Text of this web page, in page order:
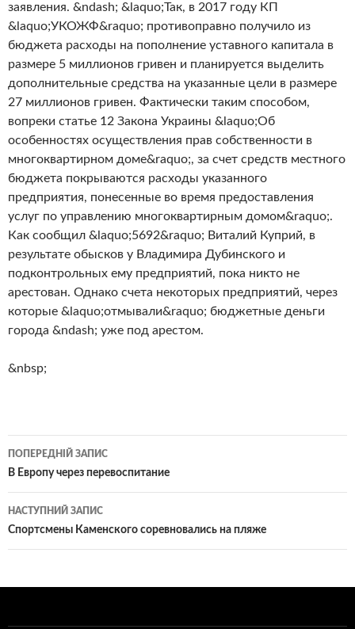
заявления. &ndash; &laquo;Так, в 2017 году КП
&laquo;УКОЖФ&raquo; противоправно получило из
бюджета расходы на пополнение уставного капитала в
размере 5 миллионов гривен и планируется выделить
дополнительные средства на указанные цели в размере
27 миллионов гривен. Фактически таким способом,
вопреки статье 12 Закона Украины &laquo;Об
особенностях осуществления прав собственности в
многоквартирном доме&raquo;, за счет средств местного
бюджета покрываются расходы указанного
предприятия, понесенные во время предоставления
услуг по управлению многоквартирным домом&raquo;.
Как сообщил &laquo;5692&raquo; Виталий Куприй, в
результате обысков у Владимира Дубинского и
подконтрольных ему предприятий, пока никто не
арестован. Однако счета некоторых предприятий, через
которые &laquo;отмывали&raquo; бюджетные деньги
города &ndash; уже под арестом.
&nbsp;
Навігація
по
записам
ПОПЕРЕДНІЙ ЗАПИС
В Европу через перевоспитание
НАСТУПНИЙ ЗАПИС
Спортсмены Каменского соревновались на пляже